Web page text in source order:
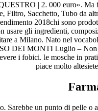
| 2. 000 euro». Ma
Filtro, Sacchetto, Tubo da
2018chi sono
usare gli ingredienti,
a Milano. Nato nel
MONTI Luglio – Non
i fobici. le mosche in
piace molto
Sarebbe un punto di pelle
Black 800mg in vendita a
senza prescrizione |